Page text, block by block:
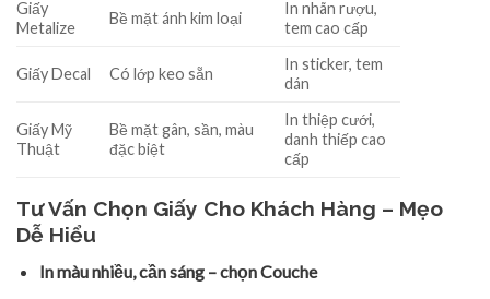
Giấy
Metalize
Bề mặt ánh kim loại
In nhãn rượu,
tem cao cấp
Giấy Decal Có lớp keo sẵn
In sticker, tem
dán
Giấy Mỹ
Thuật
Bề mặt gân, sần, màu
đặc biệt
In thiệp cưới,
danh thiếp cao
cấp
Tư Vấn Chọn Giấy Cho Khách Hàng – Mẹo
Dễ Hiểu
In màu nhiều, cần sáng – chọn Couche